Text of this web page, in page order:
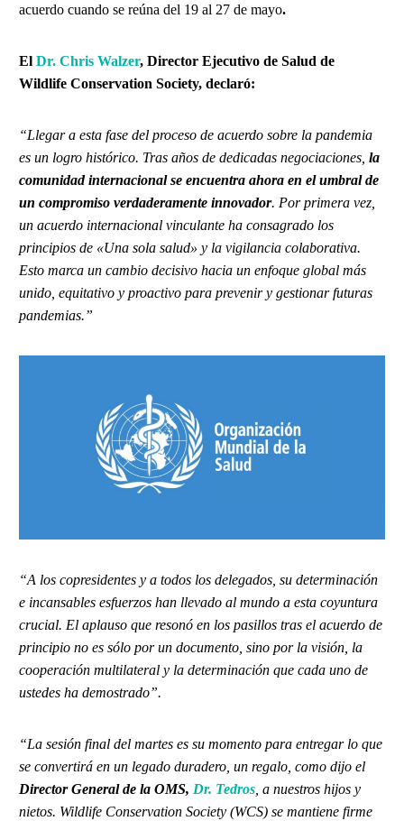
acuerdo cuando se reúna del 19 al 27 de mayo.
El Dr. Chris Walzer, Director Ejecutivo de Salud de
Wildlife Conservation Society, declaró:
“Llegar a esta fase del proceso de acuerdo sobre la pandemia
es un logro histórico. Tras años de dedicadas negociaciones, la
comunidad internacional se encuentra ahora en el umbral de
un compromiso verdaderamente innovador. Por primera vez,
un acuerdo internacional vinculante ha consagrado los
principios de «Una sola salud» y la vigilancia colaborativa.
Esto marca un cambio decisivo hacia un enfoque global más
unido, equitativo y proactivo para prevenir y gestionar futuras
pandemias.”
“A los copresidentes y a todos los delegados, su determinación
e incansables esfuerzos han llevado al mundo a esta coyuntura
crucial. El aplauso que resonó en los pasillos tras el acuerdo de
principio no es sólo por un documento, sino por la visión, la
cooperación multilateral y la determinación que cada uno de
ustedes ha demostrado”.
“La sesión final del martes es su momento para entregar lo que
se convertirá en un legado duradero, un regalo, como dijo el
Director General de la OMS, Dr. Tedros , a nuestros hijos y
nietos. Wildlife Conservation Society (WCS) se mantiene firme